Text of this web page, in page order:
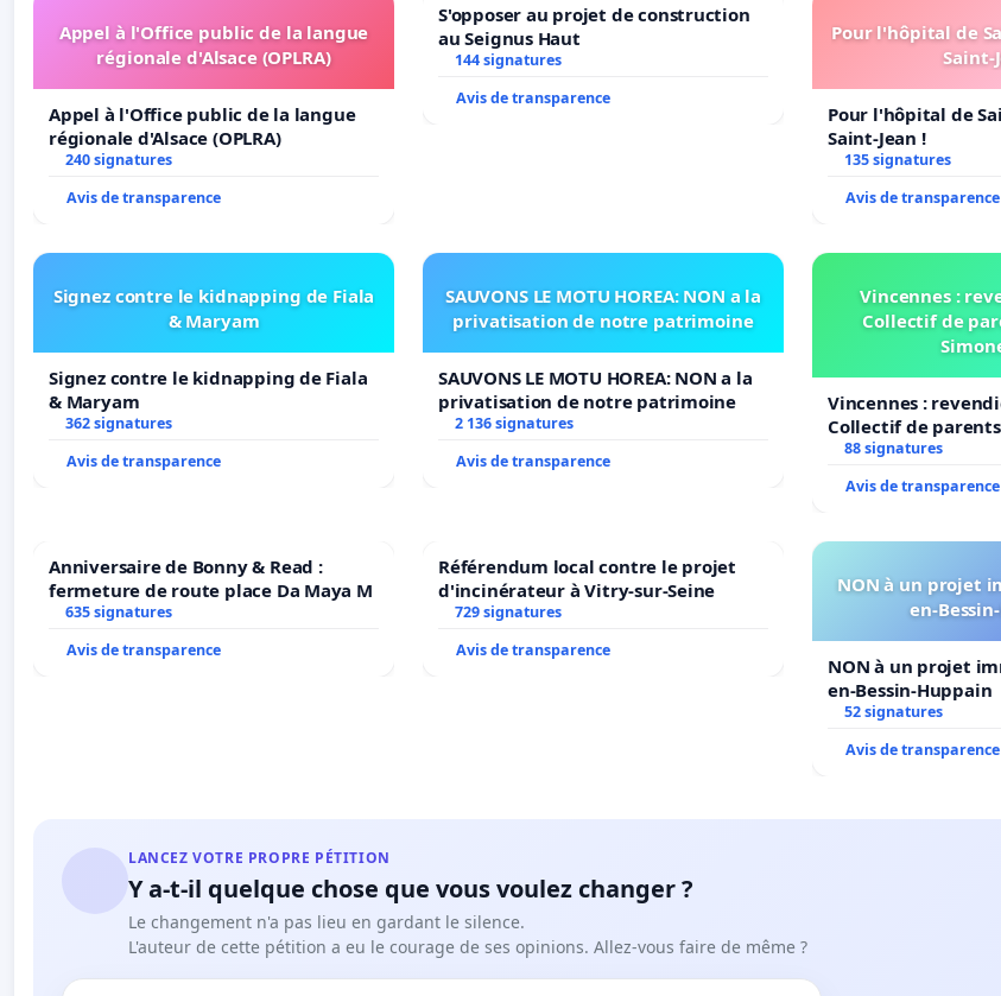
Appel à l'Office public de la langue
régionale d'Alsace (OPLRA)
Appel à l'Office public de la langue
régionale d'Alsace (OPLRA)
240 signatures
Avis de transparence
S'opposer au projet de construction
au Seignus Haut
144 signatures
Avis de transparence
Pour l'hôpital de
Saint-
Pour l'hôpital de
Saint-Jean !
135 signatures
Avis de transparence
Signez contre le kidnapping de Fiala
& Maryam
Signez contre le kidnapping de Fiala
& Maryam
362 signatures
Avis de transparence
SAUVONS LE MOTU HOREA: NON a la
privatisation de notre patrimoine
SAUVONS LE MOTU HOREA: NON a la
privatisation de notre patrimoine
2 136 signatures
Avis de transparence
Vincennes :
Collectif de
Vincennes :
Collectif de parents
Veil
88 signatures
Avis de transparence
Anniversaire de Bonny & Read :
fermeture de route place Da Maya M
635 signatures
Avis de transparence
Référendum local contre le projet
d'incinérateur à Vitry-sur-Seine
729 signatures
Avis de transparence
NON à un projet
en-
NON à un projet
en-Bessin-Huppain
52 signatures
Avis de transparence
LANCEZ VOTRE PROPRE PÉTITION
Y a-t-il quelque chose que vous voulez changer ?
Le changement n'a pas lieu en gardant le silence.
L'auteur de cette pétition a eu le courage de ses opinions. Allez-vous faire de même ?